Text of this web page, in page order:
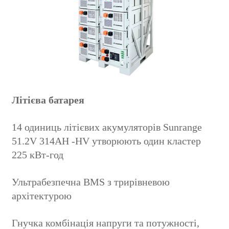
Літієва батарея
14 одиниць літієвих акумуляторів Sunrange
51.2V 314AH -HV утворюють один кластер
225 кВт-год
Ультрабезпечна BMS з трирівневою
архітектурою
Гнучка комбінація напруги та потужності,